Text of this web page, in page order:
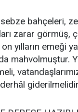
sebze bahçeleri,
zarar görmüş,
yılların emeği
mahvolmuştur.